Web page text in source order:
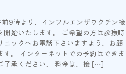
9時より、インフルエンザワクチン接
開始いたします。 ご希望の方は診療時
ニックへお電話下さいますよう、お願
す。 インターネットでの予約はできま
了承ください。 料金は、接 […]